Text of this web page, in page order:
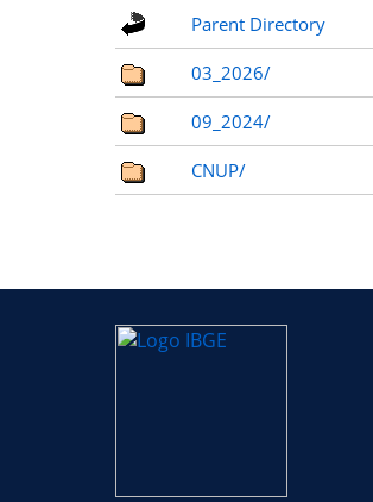
Parent Directory
03_2026/
09_2024/
CNUP/